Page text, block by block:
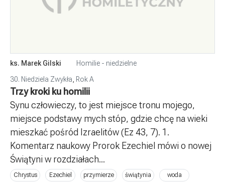
ks. Marek Gilski
Homilie - niedzielne
30. Niedziela Zwykła, Rok A
Trzy kroki ku homilii
Synu człowieczy, to jest miejsce tronu mojego,
miejsce podstawy mych stóp, gdzie chcę na wieki
mieszkać pośród Izraelitów (Ez 43, 7). 1.
Komentarz naukowy Prorok Ezechiel mówi o nowej
Świątyni w rozdziałach...
Chrystus Ezechiel przymierze świątynia woda